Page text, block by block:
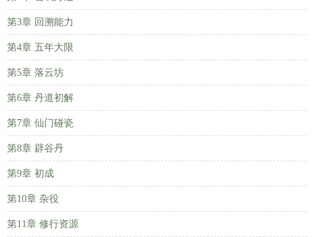
第3章 回溯能力
第4章 五年大限
第5章 落云坊
第6章 丹道初解
第7章 仙门碰瓷
第8章 辟谷丹
第9章 初成
第10章 杂役
第11章 修行资源